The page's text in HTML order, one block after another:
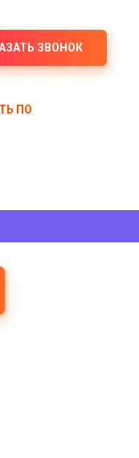
ЗВОНОК
ПО